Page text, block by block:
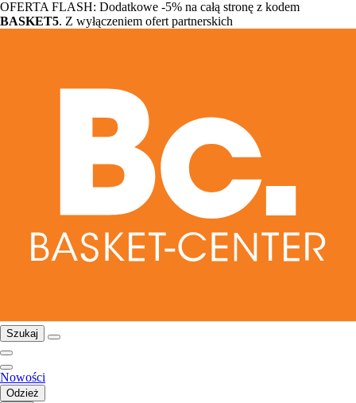
OFERTA FLASH: Dodatkowe -5% na całą stronę z kodem
BASKET5. Z wyłączeniem ofert partnerskich
Szukaj
Nowości
Odzież